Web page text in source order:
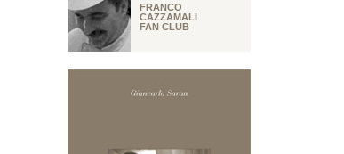
FRANCO
CAZZAMALI
FAN CLUB